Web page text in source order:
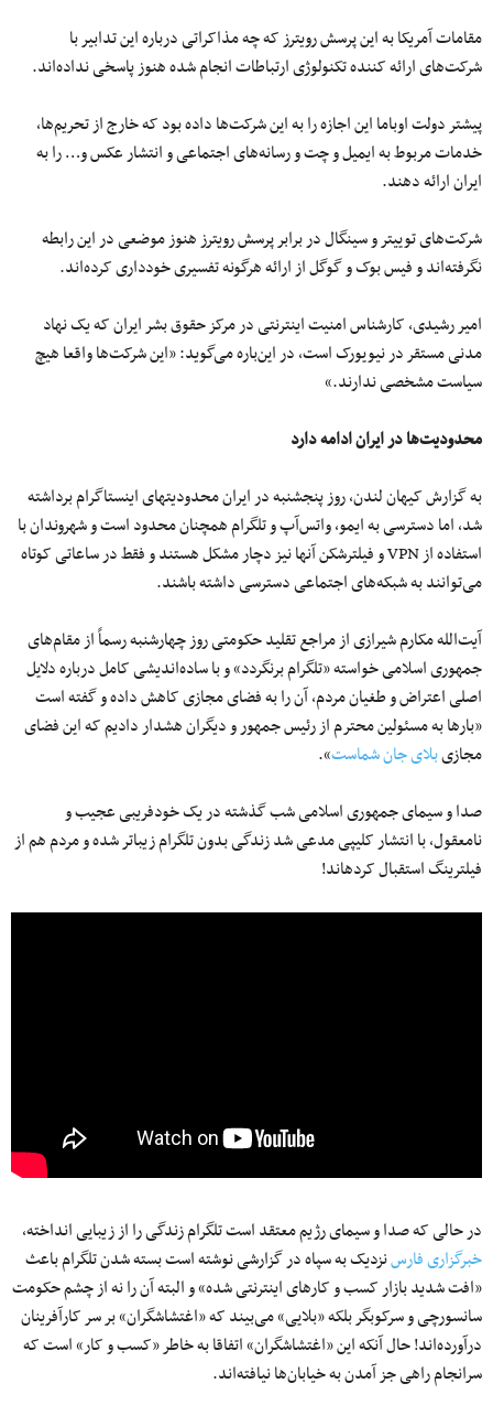
مقامات آمریکا به این پرسش رویترز که چه مذاکراتی درباره این تدابیر با
شرکت‌های ارائه کننده تکنولوژی ارتباطات انجام شده هنوز پاسخی نداده‌اند.
پیشتر دولت اوباما این اجازه را به این شرکت‌ها داده بود که خارج از تحریم‌ها،
خدمات مربوط به ایمیل و چت و رسانه‌های اجتماعی و انتشار عکس و… را به
ایران ارائه دهند.
شرکت‌های توییتر و سینگال در برابر پرسش رویترز هنوز موضعی در این رابطه
نگرفته‌اند و فیس بوک و گوگل از ارائه هرگونه تفسیری خودداری کرده‌اند.
امیر رشیدی، کارشناس امنیت اینترنتی در مرکز حقوق بشر ایران که یک نهاد
مدنی مستقر در نیویورک است، در این‌باره می‌گوید: «این شرکت‌ها واقعا هیچ
سیاست مشخصی ندارند.»
محدودیت‌ها در ایران ادامه دارد
به گزارش کیهان لندن، روز پنج‎شنبه در ایران محدودیت‎های اینستاگرام برداشته
شد، اما دسترسی به ایمو، واتس‌آپ و تلگرام همچنان محدود است و شهروندان با
استفاده از VPN و فیلترشکن آنها نیز دچار مشکل هستند و فقط در ساعاتی کوتاه
می‌توانند به شبکه‌های اجتماعی دسترسی داشته باشند.
آیت‌الله مکارم شیرازی از مراجع تقلید حکومتی روز چهارشنبه رسماً از مقام‌های
جمهوری اسلامی خواسته «تلگرام برنگردد» و با ساده‌اندیشی کامل درباره دلایل
اصلی اعتراض و طغیان مردم، آن را به فضای مجازی کاهش داده و گفته است
«بارها به مسئولین محترم از رئیس جمهور و دیگران هشدار دادیم که این فضای
مجازیبلای جان شماست».
صدا و سیمای جمهوری اسلامی شب گذشته در یک خودفریبی عجیب و
نامعقول، با انتشار کلیپی مدعی شد زندگی بدون تلگرام زیباتر شده و مردم هم از
فیلترینگ استقبال کرده‎اند!
در حالی که صدا و سیمای رژیم معتقد است تلگرام زندگی را از زیبایی انداخته،
خبرگزاری فارسنزدیک به سپاه در گزارشی نوشته است بسته شدن تلگرام باعث
«افت شدید بازار کسب و کارهای اینترنتی شده» و البته آن را نه از چشم حکومت
سانسورچی و سرکوبگر بلکه «بلایی» می‌بیند که «اغتشاشگران» بر سر کارآفرینان
درآورده‌اند! حال آنکه این «اغتشاشگران» اتفاقا به خاطر «کسب و کار» است که
سرانجام راهی جز آمدن به خیابان‌ها نیافته‌اند.